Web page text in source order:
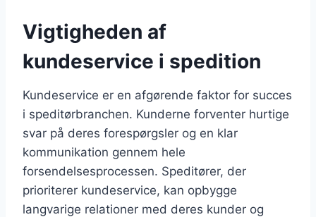
Vigtigheden af
kundeservice i spedition
Kundeservice er en afgørende faktor for succes
i speditørbranchen. Kunderne forventer hurtige
svar på deres forespørgsler og en klar
kommunikation gennem hele
forsendelsesprocessen. Speditører, der
prioriterer kundeservice, kan opbygge
langvarige relationer med deres kunder og